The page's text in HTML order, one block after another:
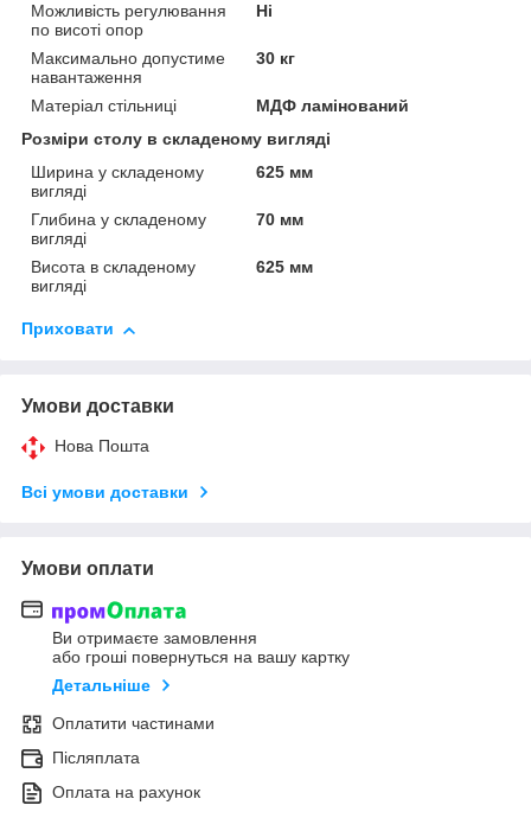
Можливість регулювання
по висоті опор
Ні
Максимально допустиме
навантаження
30 кг
Матеріал стільниці
МДФ ламінований
Розміри столу в складеному вигляді
Ширина у складеному
вигляді
625 мм
Глибина у складеному
вигляді
70 мм
Висота в складеному
вигляді
625 мм
Приховати
Умови доставки
Нова Пошта
Всі умови доставки
Умови оплати
Ви отримаєте замовлення
або гроші повернуться на вашу картку
Детальніше
Оплатити частинами
Післяплата
Оплата на рахунок